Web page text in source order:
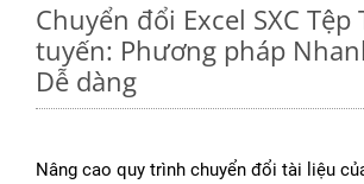
Chuyển đổi Excel SXC Tệp
tuyến: Phương pháp
Dễ dàng
Nâng cao quy trình chuyển đổi tài liệu